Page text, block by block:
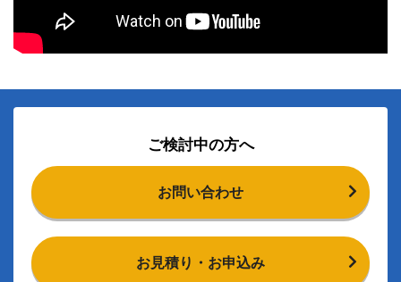
ご検討中の方へ
お問い合わせ
お見積り・お申込み